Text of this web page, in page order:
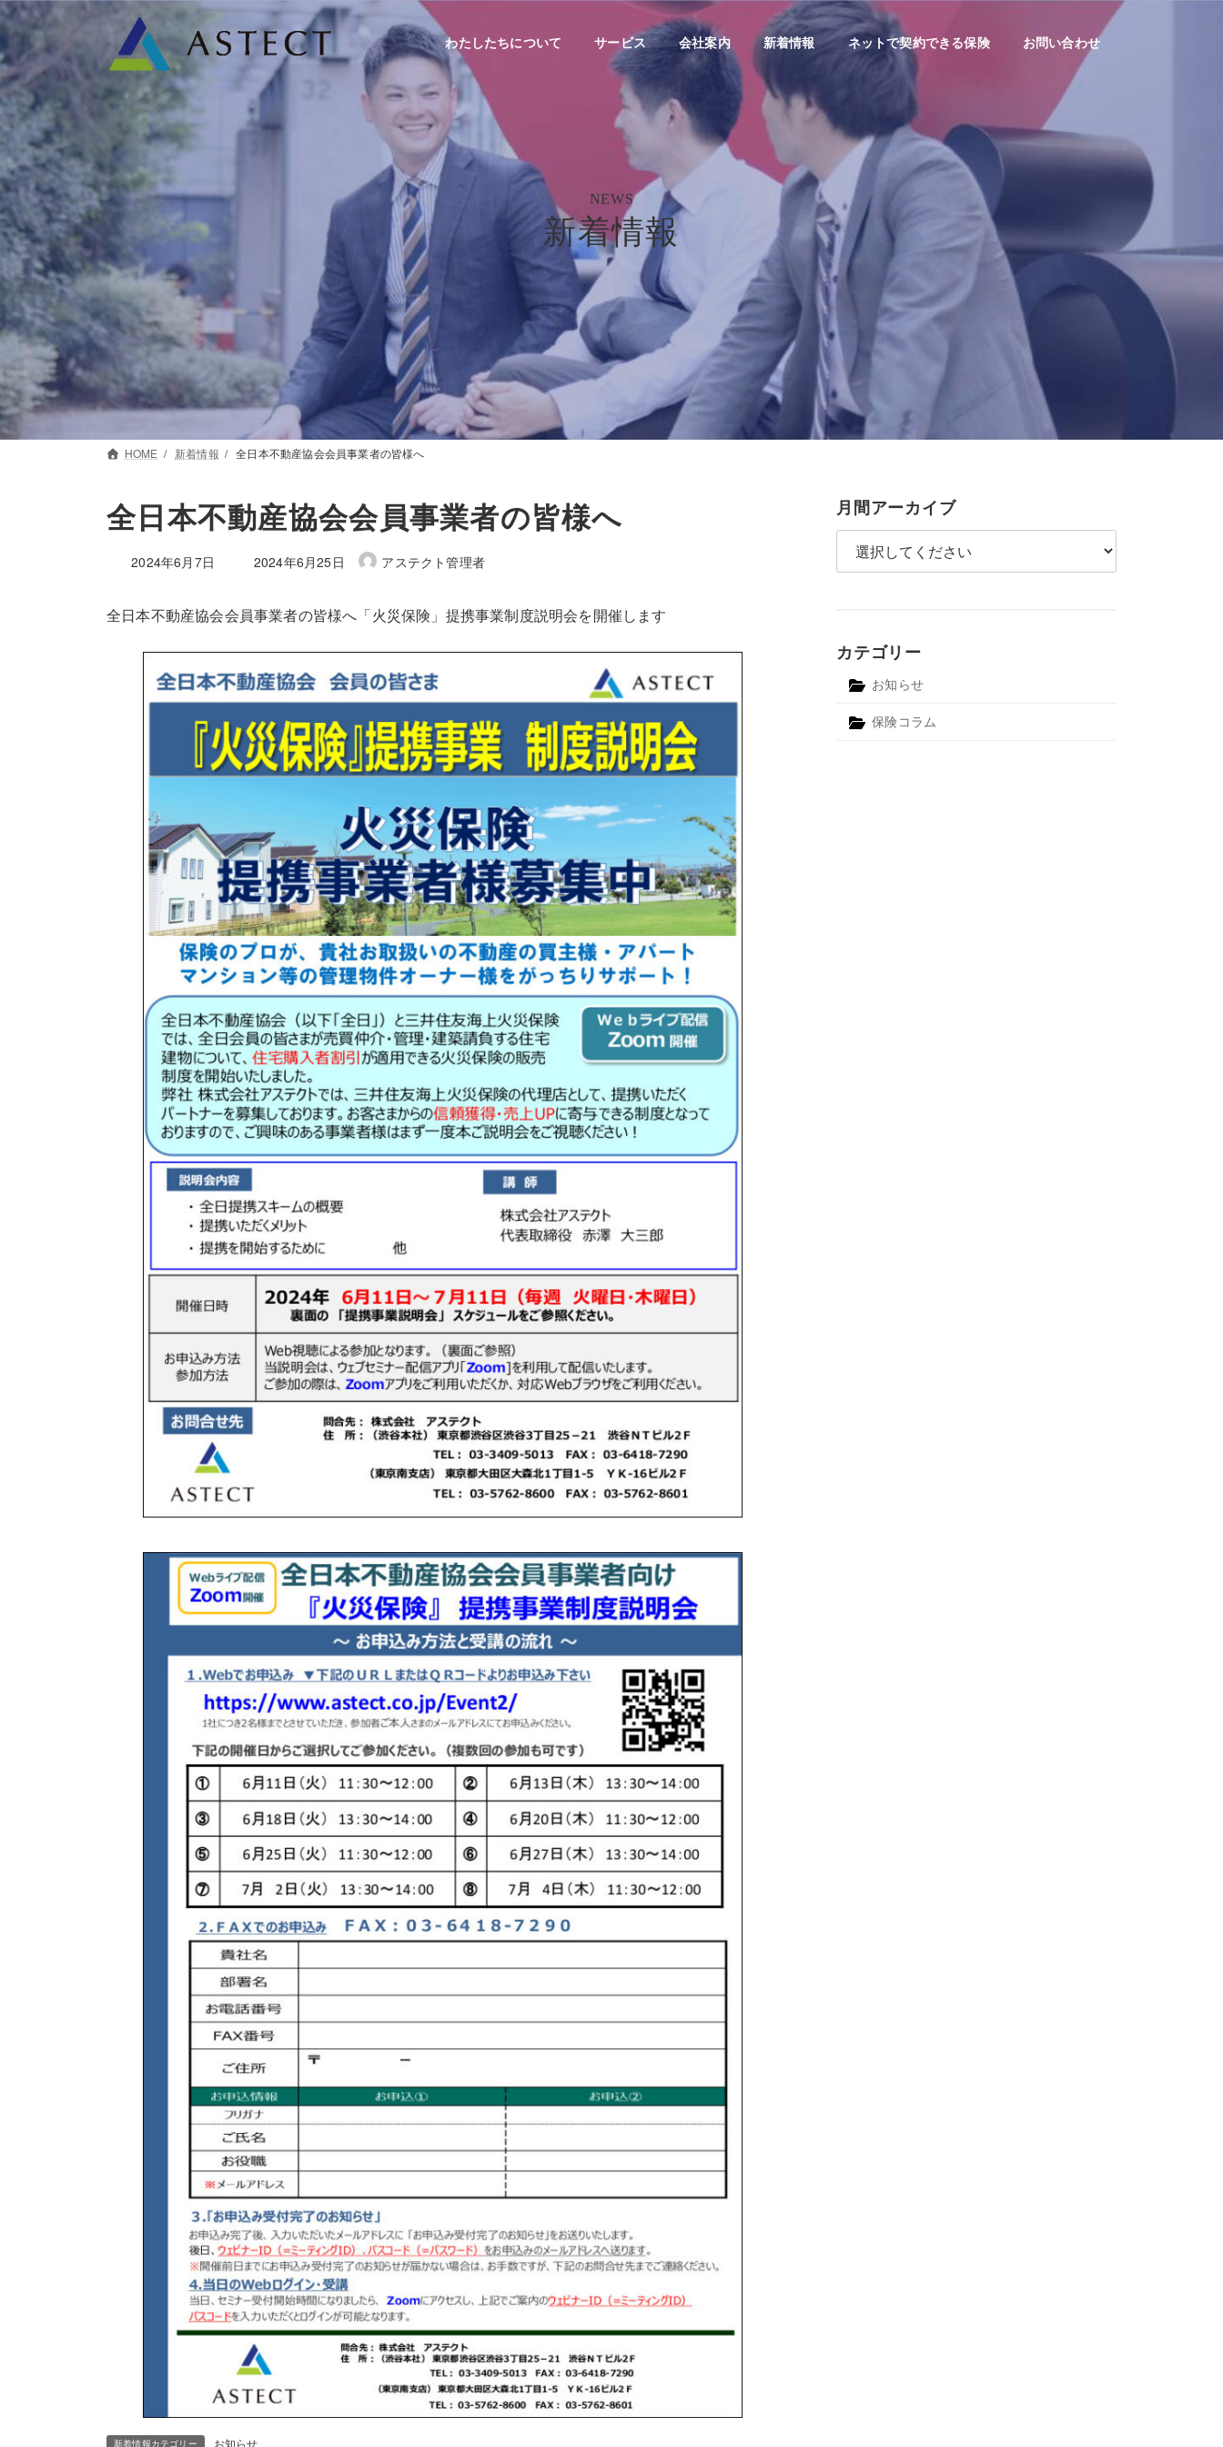
コ
ン
テ
ン
ツ
へ
キ
ッ
プ
ナ
ビ
ゲ
ー
シ
ョ
に
移
動
わたしたちについて サービス 会社案内 新着情報 ネットで契約できる保険 お問い合わせ
NEWS
新着情報
HOME 新着情報 全日本不動産協会会員事業者の皆様へ
全日本不動産協会会員事業者の皆様へ
2024年6月7日
最
新
時
:
2024年6月25日 アステクト管理者
全日本不動産協会会員事業者の皆様へ「火災保険」提携事業制度説明会を開催します
新着情報カテゴリー お知らせ
月間アーカイブ
カテゴリー
お知らせ
保険コラム